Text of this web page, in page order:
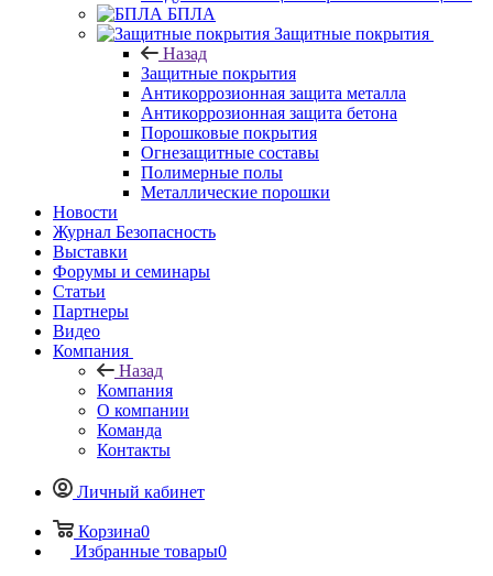
БПЛА
Защитные покрытия
Назад
Защитные покрытия
Антикоррозионная защита металла
Антикоррозионная защита бетона
Порошковые покрытия
Огнезащитные составы
Полимерные полы
Металлические порошки
Новости
Журнал Безопасность
Выставки
Форумы и семинары
Статьи
Партнеры
Видео
Компания
Назад
Компания
О компании
Команда
Контакты
Личный кабинет
Корзина0
Избранные товары0